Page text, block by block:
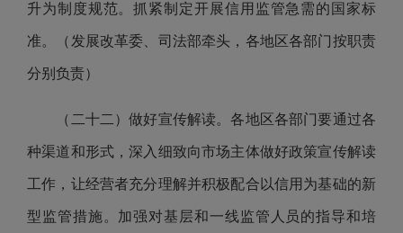
升为制度规范。抓紧制定开展信用监管急需的国家标
准。（发展改革委、司法部牵头，各地区各部门按职责
分别负责）
（二十二）做好宣传解读。各地区各部门要通过各
种渠道和形式，深入细致向市场主体做好政策宣传解读
工作，让经营者充分理解并积极配合以信用为基础的新
型监管措施。加强对基层和一线监管人员的指导和培